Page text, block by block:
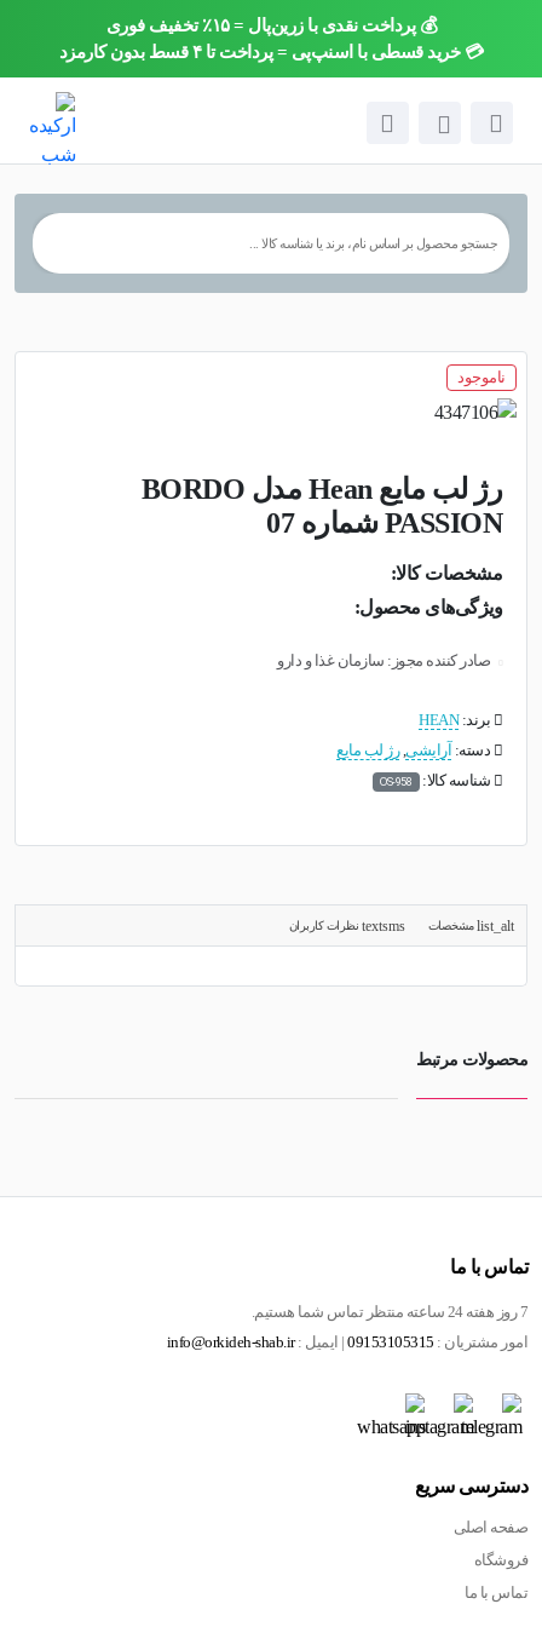
💰 پرداخت نقدی با زرین‌پال = ۱۵٪ تخفیف فوری
💳 خرید قسطی با اسنپ‌پی = پرداخت تا ۴ قسط بدون کارمزد×
ناموجود
رژ لب مایع Hean مدل BORDO
PASSION شماره 07
مشخصات کالا:
ویژگی‌های محصول:
صادر کننده مجوز: سازمان غذا و دارو
برند:HEAN
دسته: آرایشی,رژ لب مایع
شناسه کالا: OS-958
مشخصات نظرات کاربران
محصولات مرتبط
تماس با ما
7 روز هفته 24 ساعته منتظر تماس شما هستیم.
امور مشتریان : 09153105315 | ایمیل :info@orkideh-shab.ir
دسترسی سریع
صفحه اصلی
فروشگاه
تماس با ما